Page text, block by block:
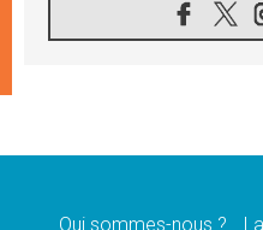
07.08.2026
En Colombie,
07.08.2026
Qui sommes-nous ?